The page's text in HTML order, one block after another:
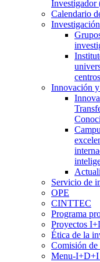
Calendario
Investigación
centros
Innovación
Servicio de
OPE
CINTTEC
Programa
Proyectos
Ética de la
Comisión de
Menu-I+D+I